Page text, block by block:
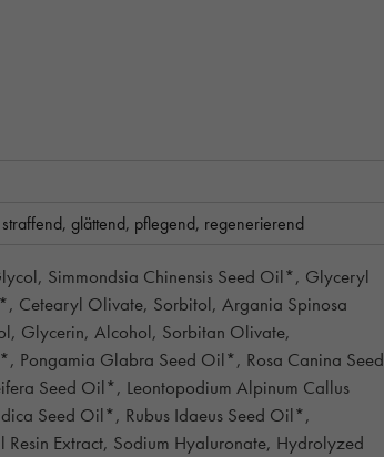
glättend, pflegend, regenerierend
Simmondsia Chinensis Seed Oil*, Glyceryl
Cetearyl Olivate, Sorbitol, Argania Spinosa
Glycerin, Alcohol, Sorbitan Olivate,
Pongamia Glabra Seed Oil*, Rosa Canina Seed
Seed Oil*, Leontopodium Alpinum Callus
Seed Oil*, Rubus Idaeus Seed Oil*,
Extract, Sodium Hyaluronate, Hydrolyzed